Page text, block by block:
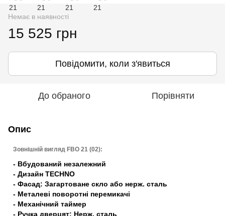
Немає в наявності
15 525 грн
Повідомити, коли з'явиться
До обраного Порівняти
Опис
Зовнішній вигляд FBO 21 (02):
- Вбудований незалежний
- Дизайн TECHNO
- Фасад: Загартоване скло або нерж. сталь
- Металеві поворотні перемикачі
- Механічний таймер
- Ручка дверцят: Нерж. сталь